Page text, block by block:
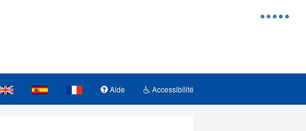
Menu
Aide Accessibilité